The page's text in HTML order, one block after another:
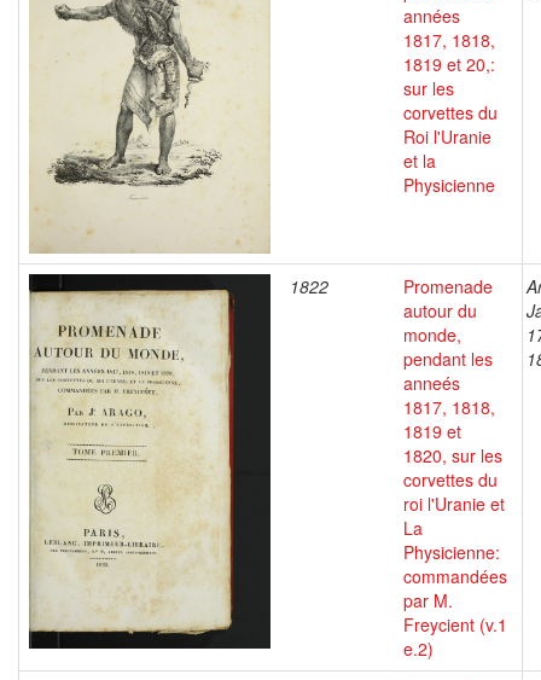
années
1817, 1818,
1819 et 20,:
sur les
corvettes du
Roi l'Uranie
et la
Physicienne
1822
Promenade
autour du
monde,
pendant les
anneés
1817, 1818,
1819 et
1820, sur les
corvettes du
roi l'Uranie et
La
Physicienne:
commandées
par M.
Freycient (v.1
e.2)